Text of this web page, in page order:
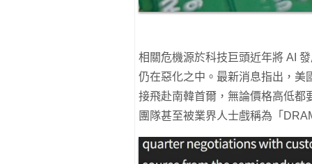
相關危機源於科技巨頭近年將 AI
仍在惡化之中。最新消息指出，美
接飛赴南韓首爾，無論價格高低都
團隊甚至被業界人士戲稱為「